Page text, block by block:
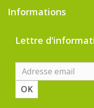
Informations
Lettre
OK